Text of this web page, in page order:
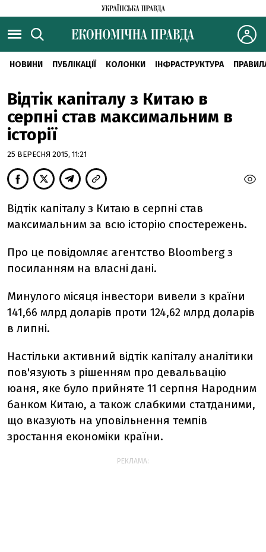
НОВИНИ ПУБЛІКАЦІЇ КОЛОНКИ ІНФРАСТРУКТУРА
Відтік капіталу з Китаю в
серпні став максимальним в
історії
25 ВЕРЕСНЯ 2015, 11:21
Відтік капіталу з Китаю в серпні став
максимальним за всю історію спостережень.
Про це повідомляє агентство Bloomberg з
посиланням на власні дані.
Минулого місяця інвестори вивели з країни
141,66 млрд доларів проти 124,62 млрд доларів
в липні.
Настільки активний відтік капіталу аналітики
пов'язують з рішенням про девальвацію
юаня, яке було прийняте 11 серпня Народним
банком Китаю, а також слабкими статданими,
що вказують на уповільнення темпів
зростання економіки країни.
РЕКЛАМА: